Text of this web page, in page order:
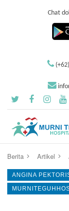
Chat
Berita Artikel
ANGINA